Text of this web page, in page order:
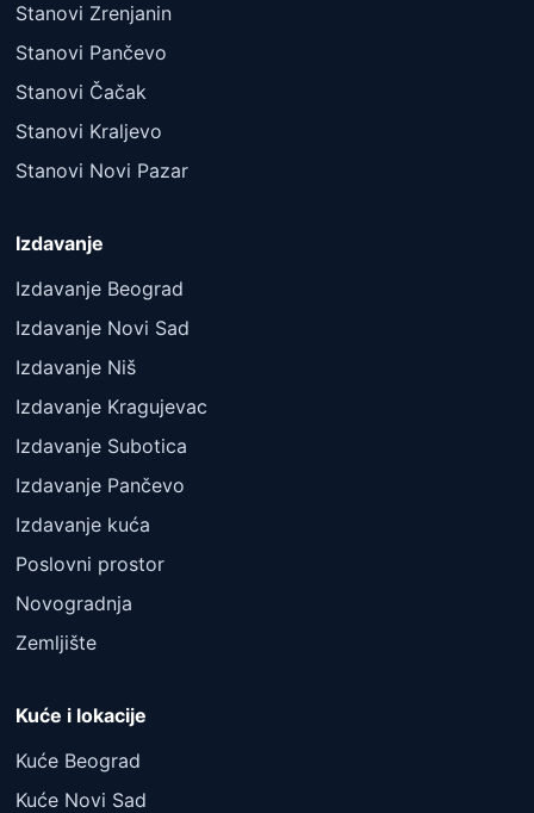
Stanovi Zrenjanin
Stanovi Pančevo
Stanovi Čačak
Stanovi Kraljevo
Stanovi Novi Pazar
Izdavanje
Izdavanje Beograd
Izdavanje Novi Sad
Izdavanje Niš
Izdavanje Kragujevac
Izdavanje Subotica
Izdavanje Pančevo
Izdavanje kuća
Poslovni prostor
Novogradnja
Zemljište
Kuće i lokacije
Kuće Beograd
Kuće Novi Sad